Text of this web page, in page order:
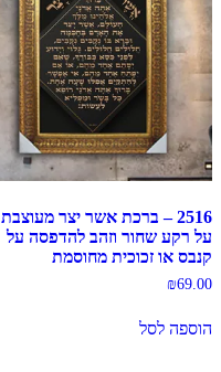
2516 – ברכת אשר יצר מעוצבת
על רקע שחור וזהב להדפסה על
קנבס או זכוכית מחוסמת
₪69.00
הוספה לסל